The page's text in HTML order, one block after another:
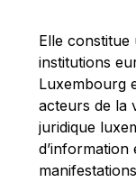
Michel
Nobuo
Otmar
Elle constitue
institutions
Luxembourg
acteurs de la
juridique
d’information